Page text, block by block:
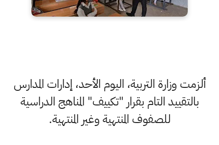
ألزمت وزارة التربية، اليوم الأحد، إدارات المدارس
بالتقييد التام بقرار "تكييف" المناهج الدراسية
للصفوف المنتهية وغير المنتهية.